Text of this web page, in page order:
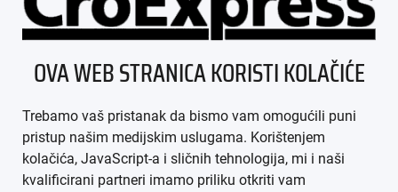
ÜBER UNS
IMPRESSUM
AGB
DATENSCHUTZ
OVA WEB STRANICA KORISTI KOLAČIĆE
Trebamo vaš pristanak da bismo vam omogućili puni
pristup našim medijskim uslugama. Korištenjem
kolačića, JavaScript-a i sličnih tehnologija, mi i naši
kvalificirani partneri imamo priliku otkriti vam